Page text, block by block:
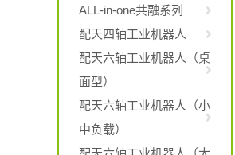
ALL-in-one共融系列
配天四轴工业机器人
配天六轴工业机器人（桌
面型）
配天六轴工业机器人（小
中负载）